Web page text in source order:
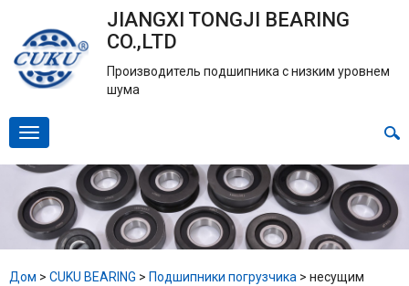
JIANGXI TONGJI BEARING
CO.,LTD
Производитель подшипника с низким уровнем
шума
Дом > CUKU BEARING > Подшипники погрузчика > несущим